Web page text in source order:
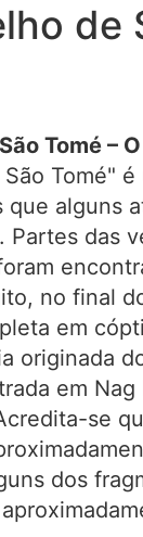
de
Tomé –
Tomé"
que alguns
Partes das
no final
em
originada
em Nag
se
dos